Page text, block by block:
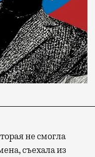
не смогла
съехала из